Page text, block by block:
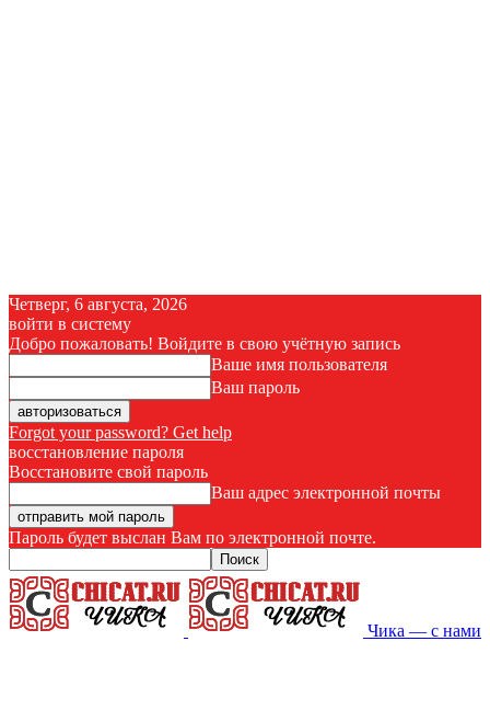
Четверг, 6 августа, 2026
войти в систему
Добро пожаловать! Войдите в свою учётную запись
Ваше имя пользователя
Ваш пароль
Forgot your password? Get help
восстановление пароля
Восстановите свой пароль
Ваш адрес электронной почты
Пароль будет выслан Вам по электронной почте.
Чика — с нами